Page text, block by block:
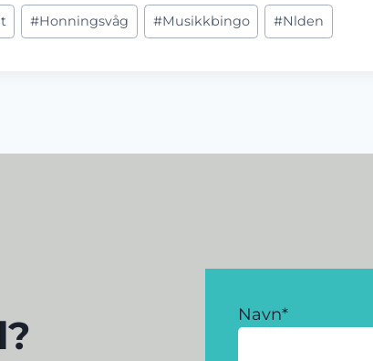
#Honningsvåg #Musikkbingo #Nlden
Navn*